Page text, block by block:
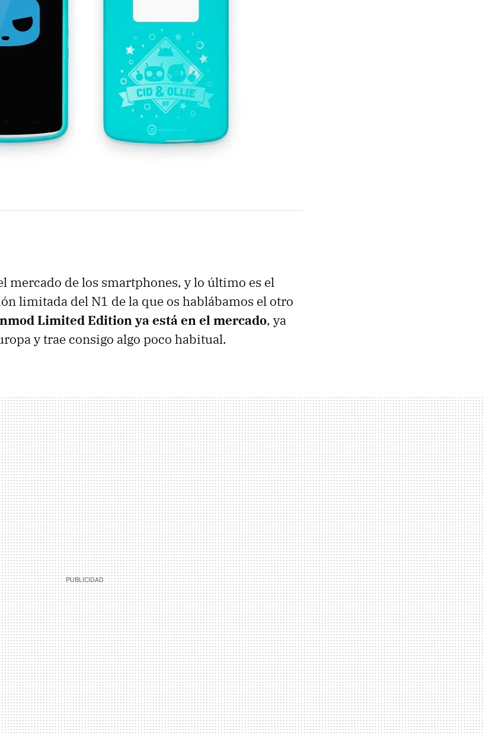
mercado de los smartphones, y lo último es el
limitada del N1 de la que os hablábamos el otro
Limited Edition ya está en el mercado, ya
y trae consigo algo poco habitual.